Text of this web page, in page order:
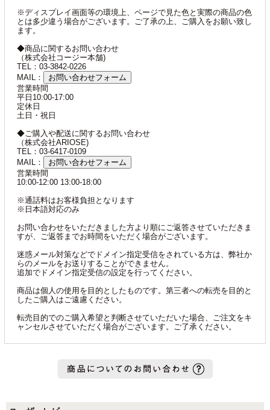
※ディスプレイ画面等の環境上、ページで見た色と実際の商品の色
とは多少違う場合がございます。ご了承の上、ご購入をお願い致し
ます。
◆商品に関するお問い合わせ
（株式会社コージー本舗)
TEL：03-3842-0226
MAIL：
お問い合わせフォーム
営業時間
平日10:00-17:00
定休日
土日・祝日
◆ご購入や配送に関するお問い合わせ
（株式会社ARIOSE)
TEL：03-6417-0109
MAIL：
お問い合わせフォーム
営業時間
10:00-12:00 13:00-18:00
※通話料はお客様負担となります
※日本語対応のみ
お問い合わせをいただきました方より順にご返答させていただきま
すが、ご返答までお時間をいただく場合がございます。
迷惑メール対策などでドメイン指定受信をされている方は、弊社か
らのメールをお送りすることができません。
追加でドメイン指定受信の設定を行ってください。
商品は個人の使用を目的としたものです。第三者への転売を目的と
したご購入はご遠慮ください。
転売目的でのご購入希望と判断させていただいた場合、ご注文をキ
ャンセルさせていただく場合がございます。ご了承ください。